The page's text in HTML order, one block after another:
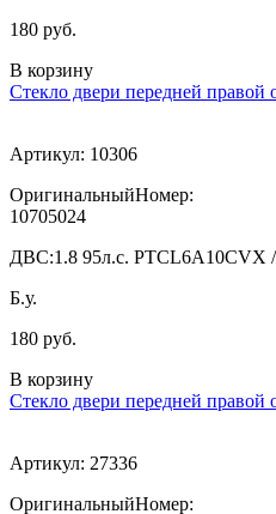
180 руб.
В корзину
Стекло двери передней правой
Артикул: 10306
ОригинальныйНомер:
10705024
ДВС:1.8 95л.с.
Б.у.
180 руб.
В корзину
Стекло двери передней правой
Артикул: 27336
ОригинальныйНомер: